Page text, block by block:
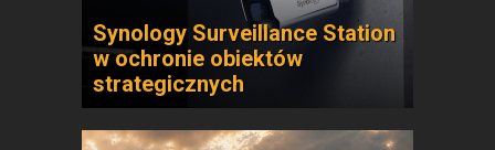
Synology Surveillance Station
w ochronie obiektów
strategicznych